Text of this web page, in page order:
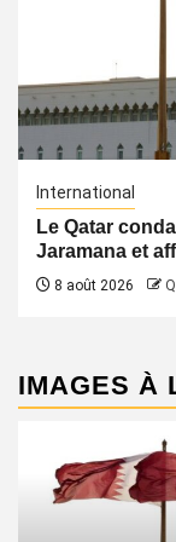
International
Le Qatar
Jaramana et
8 août 2026
IMAGES À